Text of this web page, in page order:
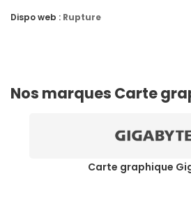
Dispo web : Rupture
Nos marques Carte
Carte graphique